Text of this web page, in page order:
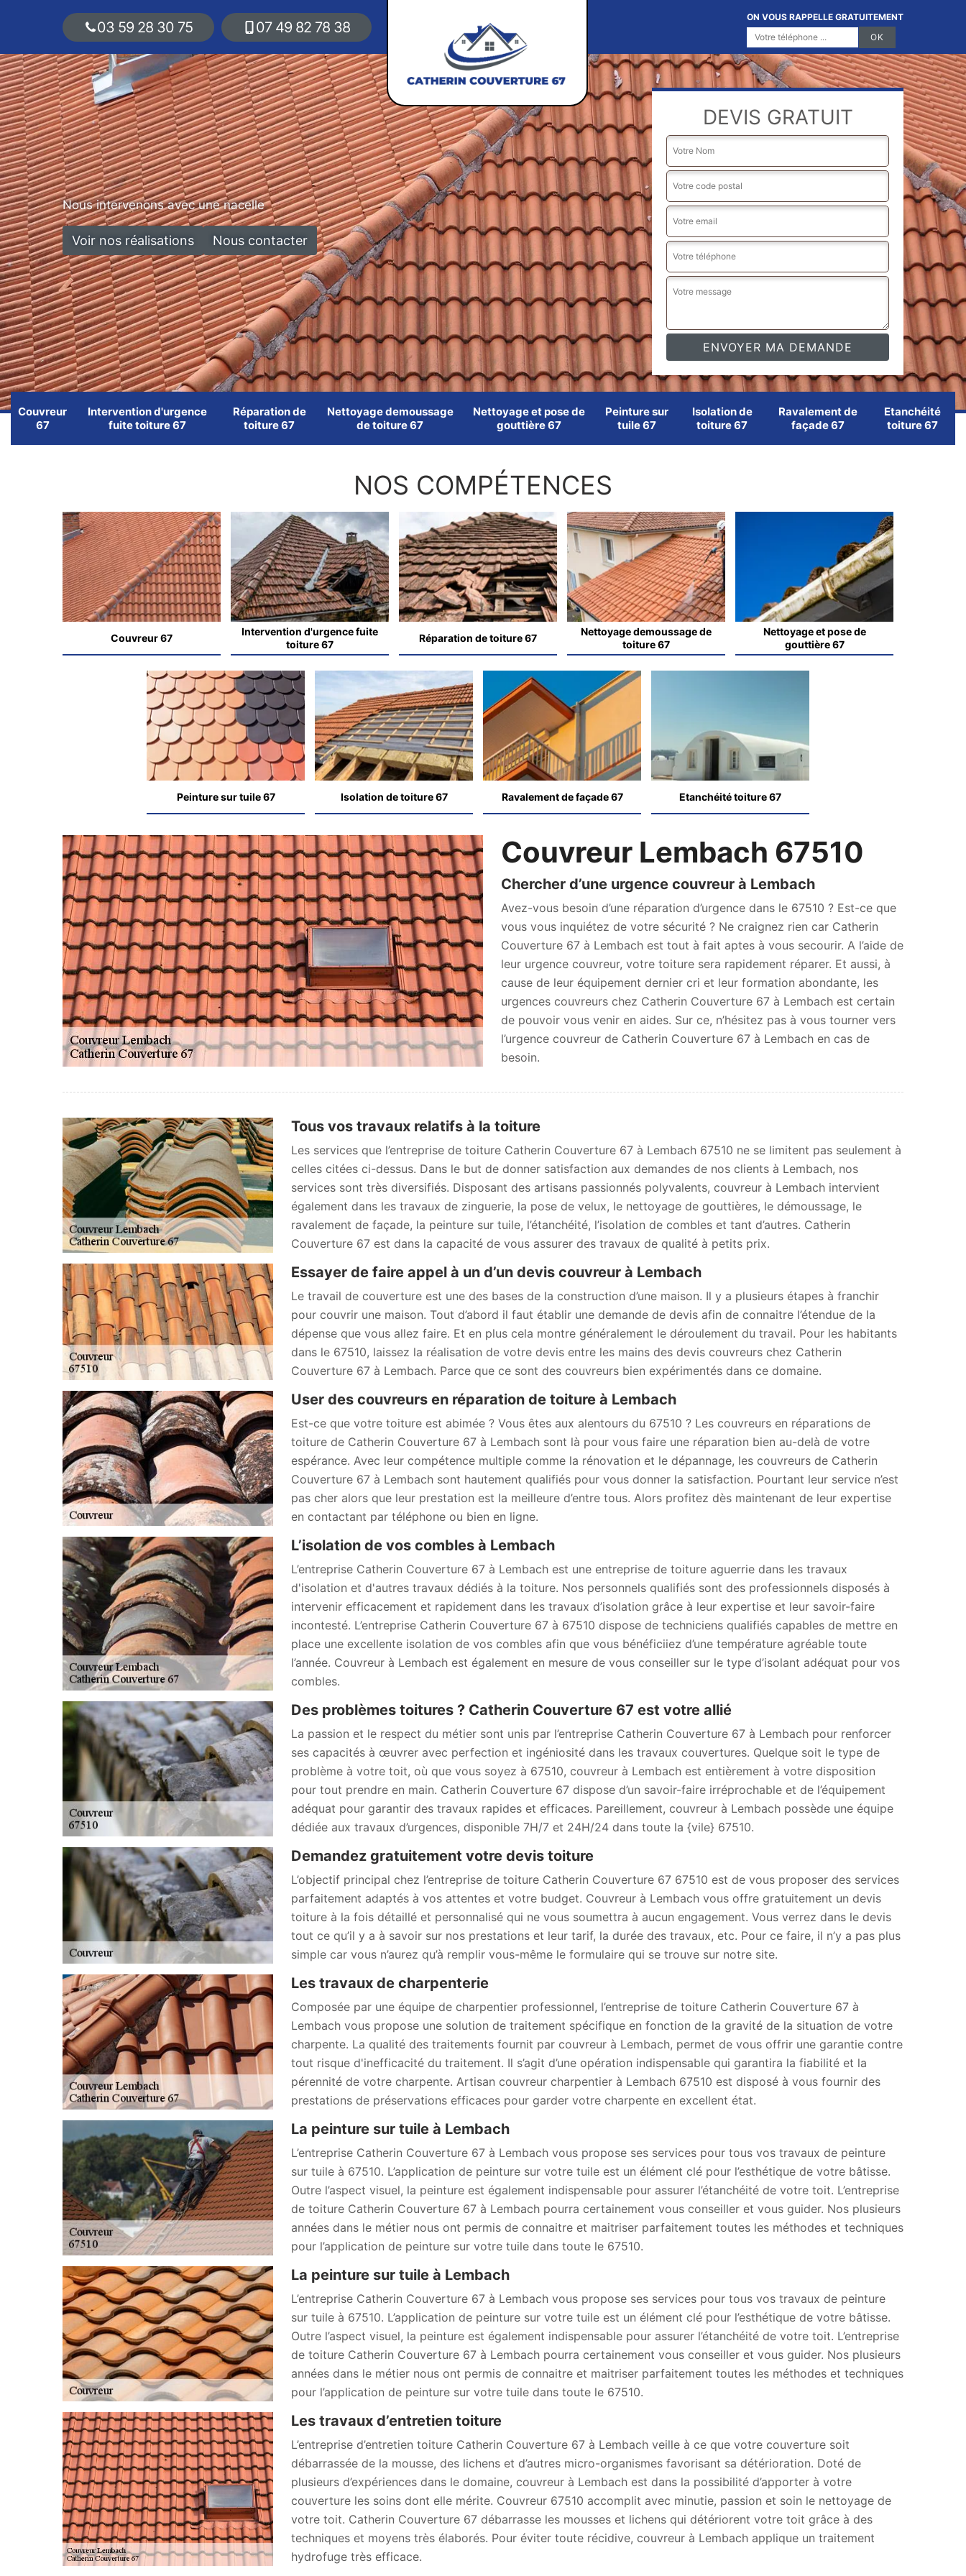
03 59 28 30 75 07 49 82 78 38
ON VOUS RAPPELLE GRATUITEMENT
Nous intervenons avec une nacelle
Voir nos réalisations Nous contacter
DEVIS GRATUIT
Couvreur
67
Intervention d'urgence
fuite toiture 67
Réparation de
toiture 67
Nettoyage demoussage
de toiture 67
Nettoyage et pose de
gouttière 67
Peinture sur
tuile 67
Isolation de
toiture 67
Ravalement de
façade 67
Etanchéité
toiture 67
NOS COMPÉTENCES
Couvreur 67
Intervention d'urgence fuite
toiture 67
Réparation de toiture 67
Nettoyage demoussage de
toiture 67
Nettoyage et pose de
gouttière 67
Peinture sur tuile 67 Isolation de toiture 67 Ravalement de façade 67 Etanchéité toiture 67
Couvreur Lembach 67510
Chercher d’une urgence couvreur à Lembach
Avez-vous besoin d’une réparation d’urgence dans le 67510 ? Est-ce que
vous vous inquiétez de votre sécurité ? Ne craignez rien car Catherin
Couverture 67 à Lembach est tout à fait aptes à vous secourir. A l’aide de
leur urgence couvreur, votre toiture sera rapidement réparer. Et aussi, à
cause de leur équipement dernier cri et leur formation abondante, les
urgences couvreurs chez Catherin Couverture 67 à Lembach est certain
de pouvoir vous venir en aides. Sur ce, n’hésitez pas à vous tourner vers
l’urgence couvreur de Catherin Couverture 67 à Lembach en cas de
besoin.
Tous vos travaux relatifs à la toiture
Les services que l’entreprise de toiture Catherin Couverture 67 à Lembach 67510 ne se limitent pas seulement à
celles citées ci-dessus. Dans le but de donner satisfaction aux demandes de nos clients à Lembach, nos
services sont très diversifiés. Disposant des artisans passionnés polyvalents, couvreur à Lembach intervient
également dans les travaux de zinguerie, la pose de velux, le nettoyage de gouttières, le démoussage, le
ravalement de façade, la peinture sur tuile, l’étanchéité, l’isolation de combles et tant d’autres. Catherin
Couverture 67 est dans la capacité de vous assurer des travaux de qualité à petits prix.
Essayer de faire appel à un d’un devis couvreur à Lembach
Le travail de couverture est une des bases de la construction d’une maison. Il y a plusieurs étapes à franchir
pour couvrir une maison. Tout d’abord il faut établir une demande de devis afin de connaitre l’étendue de la
dépense que vous allez faire. Et en plus cela montre généralement le déroulement du travail. Pour les habitants
dans le 67510, laissez la réalisation de votre devis entre les mains des devis couvreurs chez Catherin
Couverture 67 à Lembach. Parce que ce sont des couvreurs bien expérimentés dans ce domaine.
User des couvreurs en réparation de toiture à Lembach
Est-ce que votre toiture est abimée ? Vous êtes aux alentours du 67510 ? Les couvreurs en réparations de
toiture de Catherin Couverture 67 à Lembach sont là pour vous faire une réparation bien au-delà de votre
espérance. Avec leur compétence multiple comme la rénovation et le dépannage, les couvreurs de Catherin
Couverture 67 à Lembach sont hautement qualifiés pour vous donner la satisfaction. Pourtant leur service n’est
pas cher alors que leur prestation est la meilleure d’entre tous. Alors profitez dès maintenant de leur expertise
en contactant par téléphone ou bien en ligne.
L’isolation de vos combles à Lembach
L’entreprise Catherin Couverture 67 à Lembach est une entreprise de toiture aguerrie dans les travaux
d'isolation et d'autres travaux dédiés à la toiture. Nos personnels qualifiés sont des professionnels disposés à
intervenir efficacement et rapidement dans les travaux d’isolation grâce à leur expertise et leur savoir-faire
incontesté. L’entreprise Catherin Couverture 67 à 67510 dispose de techniciens qualifiés capables de mettre en
place une excellente isolation de vos combles afin que vous bénéficiiez d’une température agréable toute
l’année. Couvreur à Lembach est également en mesure de vous conseiller sur le type d’isolant adéquat pour vos
combles.
Des problèmes toitures ? Catherin Couverture 67 est votre allié
La passion et le respect du métier sont unis par l’entreprise Catherin Couverture 67 à Lembach pour renforcer
ses capacités à œuvrer avec perfection et ingéniosité dans les travaux couvertures. Quelque soit le type de
problème à votre toit, où que vous soyez à 67510, couvreur à Lembach est entièrement à votre disposition
pour tout prendre en main. Catherin Couverture 67 dispose d’un savoir-faire irréprochable et de l’équipement
adéquat pour garantir des travaux rapides et efficaces. Pareillement, couvreur à Lembach possède une équipe
dédiée aux travaux d’urgences, disponible 7H/7 et 24H/24 dans toute la {vile} 67510.
Demandez gratuitement votre devis toiture
L’objectif principal chez l’entreprise de toiture Catherin Couverture 67 67510 est de vous proposer des services
parfaitement adaptés à vos attentes et votre budget. Couvreur à Lembach vous offre gratuitement un devis
toiture à la fois détaillé et personnalisé qui ne vous soumettra à aucun engagement. Vous verrez dans le devis
tout ce qu’il y a à savoir sur nos prestations et leur tarif, la durée des travaux, etc. Pour ce faire, il n’y a pas plus
simple car vous n’aurez qu’à remplir vous-même le formulaire qui se trouve sur notre site.
Les travaux de charpenterie
Composée par une équipe de charpentier professionnel, l’entreprise de toiture Catherin Couverture 67 à
Lembach vous propose une solution de traitement spécifique en fonction de la gravité de la situation de votre
charpente. La qualité des traitements fournit par couvreur à Lembach, permet de vous offrir une garantie contre
tout risque d'inefficacité du traitement. Il s’agit d’une opération indispensable qui garantira la fiabilité et la
pérennité de votre charpente. Artisan couvreur charpentier à Lembach 67510 est disposé à vous fournir des
prestations de préservations efficaces pour garder votre charpente en excellent état.
La peinture sur tuile à Lembach
L’entreprise Catherin Couverture 67 à Lembach vous propose ses services pour tous vos travaux de peinture
sur tuile à 67510. L’application de peinture sur votre tuile est un élément clé pour l’esthétique de votre bâtisse.
Outre l’aspect visuel, la peinture est également indispensable pour assurer l’étanchéité de votre toit. L’entreprise
de toiture Catherin Couverture 67 à Lembach pourra certainement vous conseiller et vous guider. Nos plusieurs
années dans le métier nous ont permis de connaitre et maitriser parfaitement toutes les méthodes et techniques
pour l’application de peinture sur votre tuile dans toute le 67510.
La peinture sur tuile à Lembach
L’entreprise Catherin Couverture 67 à Lembach vous propose ses services pour tous vos travaux de peinture
sur tuile à 67510. L’application de peinture sur votre tuile est un élément clé pour l’esthétique de votre bâtisse.
Outre l’aspect visuel, la peinture est également indispensable pour assurer l’étanchéité de votre toit. L’entreprise
de toiture Catherin Couverture 67 à Lembach pourra certainement vous conseiller et vous guider. Nos plusieurs
années dans le métier nous ont permis de connaitre et maitriser parfaitement toutes les méthodes et techniques
pour l’application de peinture sur votre tuile dans toute le 67510.
Les travaux d’entretien toiture
L’entreprise d’entretien toiture Catherin Couverture 67 à Lembach veille à ce que votre couverture soit
débarrassée de la mousse, des lichens et d’autres micro-organismes favorisant sa détérioration. Doté de
plusieurs d’expériences dans le domaine, couvreur à Lembach est dans la possibilité d’apporter à votre
couverture les soins dont elle mérite. Couvreur 67510 accomplit avec minutie, passion et soin le nettoyage de
votre toit. Catherin Couverture 67 débarrasse les mousses et lichens qui détériorent votre toit grâce à des
techniques et moyens très élaborés. Pour éviter toute récidive, couvreur à Lembach applique un traitement
hydrofuge très efficace.